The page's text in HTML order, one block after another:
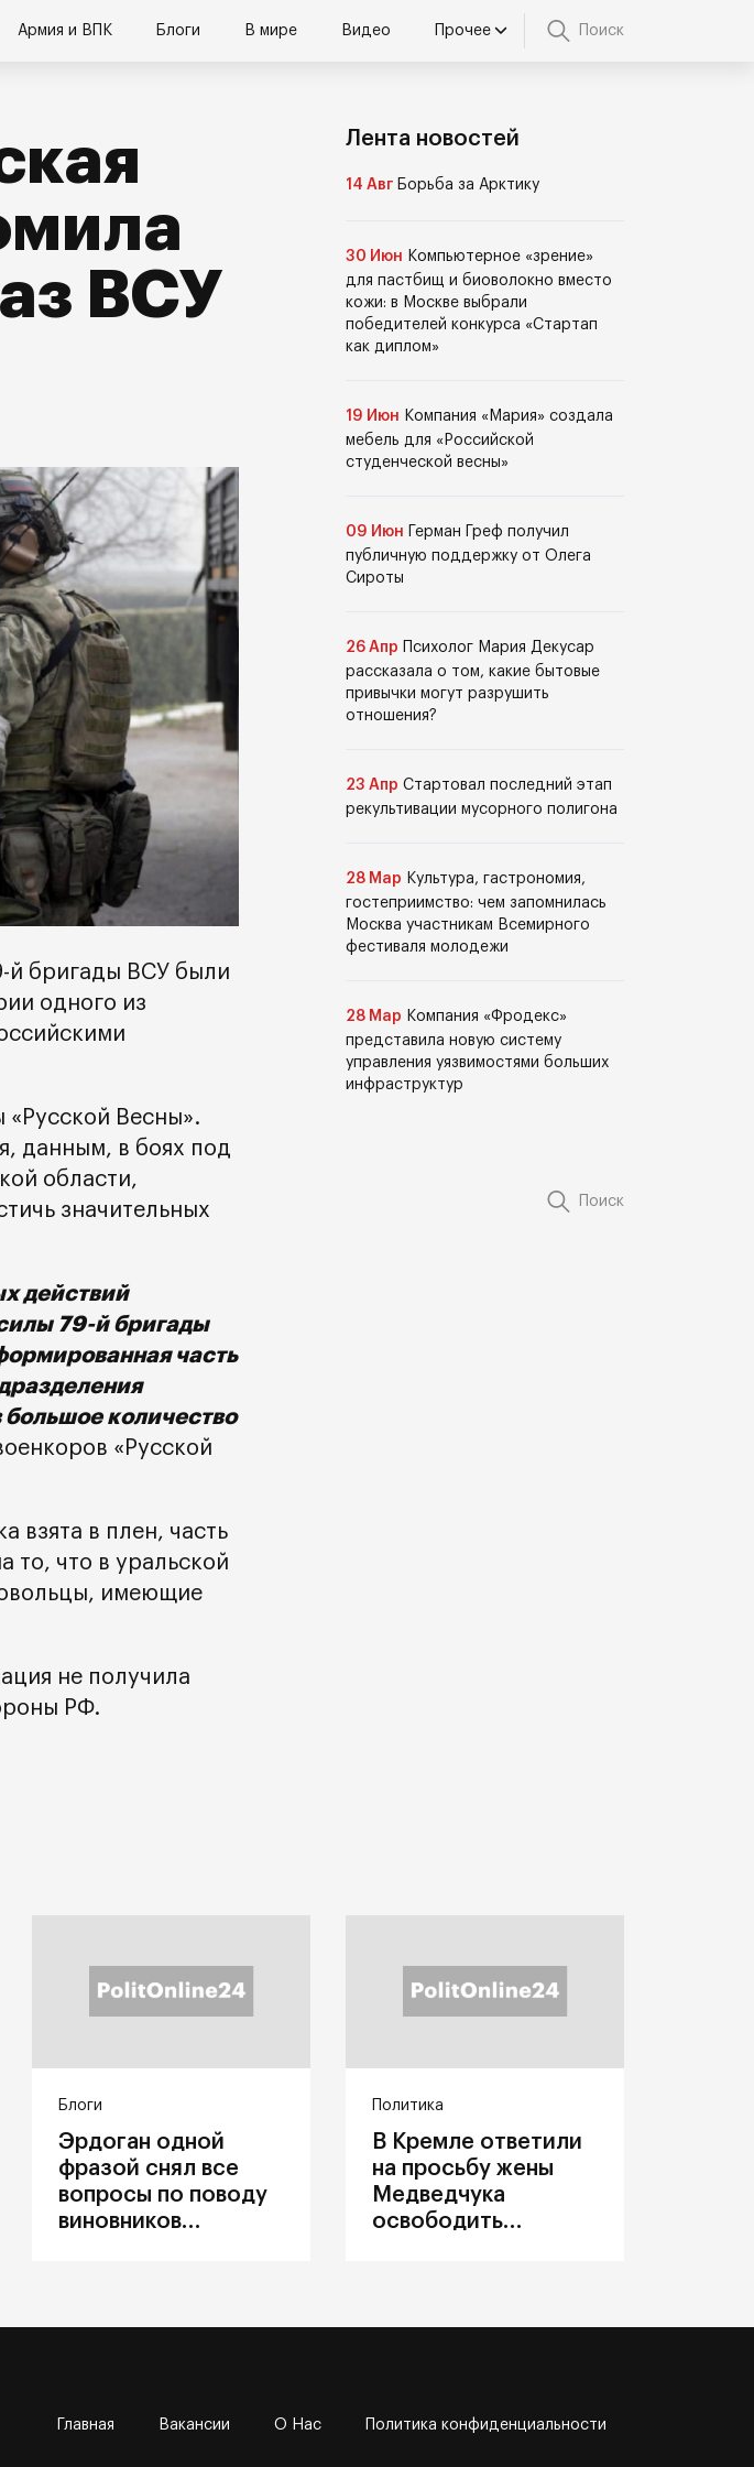
Армия и ВПК Блоги В мире Видео Прочее Поиск
ВСУ
й бригады ВСУ были
одного из
Весны».
данным, в боях под
области,
значительных
действий
79-й бригады
часть
большое количество
«Русской
взята в плен, часть
то, что в уральской
имеющие
не получила
РФ.
Лента новостей
14 Авг Борьба за Арктику
30 Июн Компьютерное «зрение»
для пастбищ и биоволокно вместо
кожи: в Москве выбрали
победителей конкурса «Стартап
как диплом»
19 Июн Компания «Мария» создала
мебель для «Российской
студенческой весны»
09 Июн
Герман Греф получил
публичную поддержку от Олега
Сироты
26 Апр
Психолог Мария Декусар
рассказала о том, какие бытовые
привычки могут разрушить
отношения?
23 Апр Стартовал последний этап
рекультивации мусорного полигона
28 Мар Культура, гастрономия,
гостеприимство: чем запомнилась
Москва участникам Всемирного
фестиваля молодежи
28 Мар Компания «Фродекс»
представила новую систему
управления уязвимостями больших
инфраструктур
Поиск
Блоги
Эрдоган одной
фразой снял все
вопросы по поводу
виновников
Политика
В Кремле ответили
на просьбу жены
Медведчука
освободить
Главная Вакансии О Нас Политика конфиденциальности